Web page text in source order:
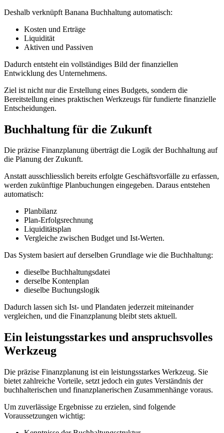
Deshalb verknüpft Banana Buchhaltung automatisch:
Kosten und Erträge
Liquidität
Aktiven und Passiven
Dadurch entsteht ein vollständiges Bild der finanziellen
Entwicklung des Unternehmens.
Ziel ist nicht nur die Erstellung eines Budgets, sondern die
Bereitstellung eines praktischen Werkzeugs für fundierte finanzielle
Entscheidungen.
Buchhaltung für die Zukunft
Die präzise Finanzplanung überträgt die Logik der Buchhaltung auf
die Planung der Zukunft.
Anstatt ausschliesslich bereits erfolgte Geschäftsvorfälle zu erfassen,
werden zukünftige Planbuchungen eingegeben. Daraus entstehen
automatisch:
Planbilanz
Plan-Erfolgsrechnung
Liquiditätsplan
Vergleiche zwischen Budget und Ist-Werten.
Das System basiert auf derselben Grundlage wie die Buchhaltung:
dieselbe Buchhaltungsdatei
derselbe Kontenplan
dieselbe Buchungslogik
Dadurch lassen sich Ist- und Plandaten jederzeit miteinander
vergleichen, und die Finanzplanung bleibt stets aktuell.
Ein leistungsstarkes und anspruchsvolles
Werkzeug
Die präzise Finanzplanung ist ein leistungsstarkes Werkzeug. Sie
bietet zahlreiche Vorteile, setzt jedoch ein gutes Verständnis der
buchhalterischen und finanzplanerischen Zusammenhänge voraus.
Um zuverlässige Ergebnisse zu erzielen, sind folgende
Voraussetzungen wichtig: